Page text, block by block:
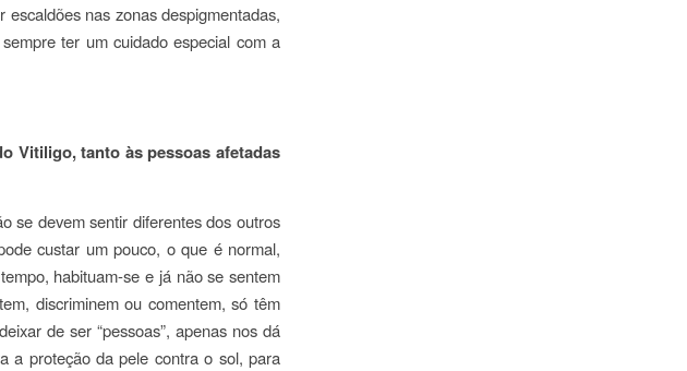
nas zonas despigmentadas,
ter um cuidado especial com a
Vitiligo, tanto às pessoas afetadas
se devem sentir diferentes dos outros
custar um pouco, o que é normal,
habituam-se e já não se sentem
discriminem ou comentem, só têm
de ser “pessoas”, apenas nos dá
a proteção da pele contra o sol, para